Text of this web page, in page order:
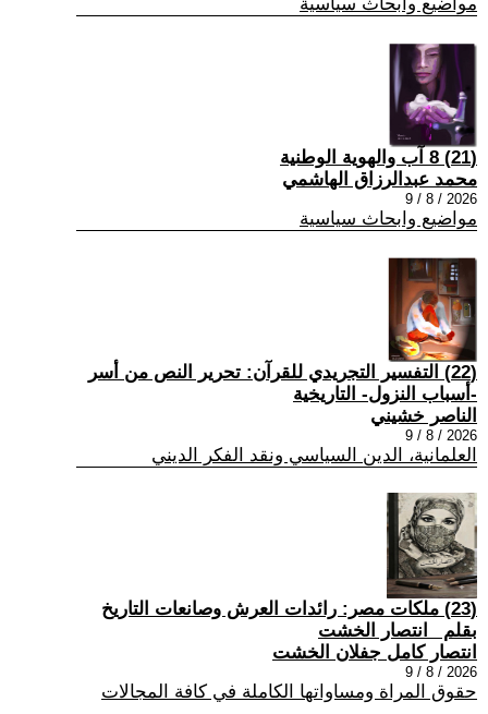
(21) 8 آب والهوية الوطنية
محمد عبدالرزاق الهاشمي
2026 / 8 / 9
مواضيع وابحاث سياسية
(22) التفسير التجريدي للقرآن: تحرير النص من أسر
-أسباب النزول- التاريخية
الناصر خشيني
2026 / 8 / 9
العلمانية، الدين السياسي ونقد الفكر الديني
(23) ملكات مصر: رائدات العرش وصانعات التاريخ
بقلم _انتصار الخشت
انتصار كامل جفلان الخشت
2026 / 8 / 9
حقوق المراة ومساواتها الكاملة في كافة المجالات